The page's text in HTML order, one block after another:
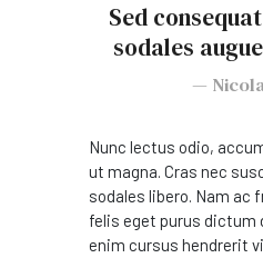
Sed
sodales
Nunc lectus odio,
ut magna. Cras nec
sodales libero. Nam ac
felis eget purus dictum
enim cursus hendrerit